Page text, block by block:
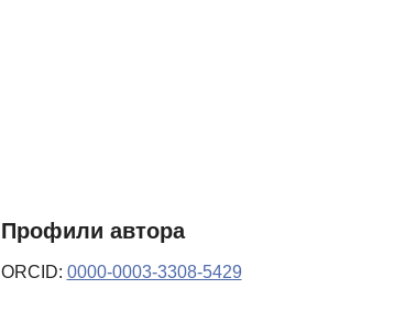
Профили автора
ORCID: 0000-0003-3308-5429